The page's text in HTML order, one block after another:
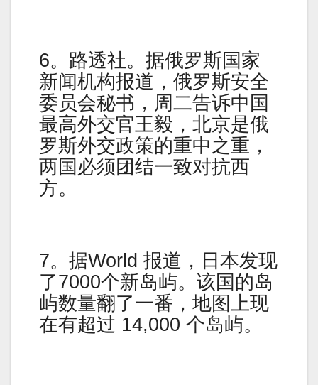
6。路透社。据俄罗斯国家
新闻机构报道，俄罗斯安全
委员会秘书，周二告诉中国
最高外交官王毅，北京是俄
罗斯外交政策的重中之重，
两国必须团结一致对抗西
方。
7。据World 报道，日本发现
了7000个新岛屿。该国的岛
屿数量翻了一番，地图上现
在有超过 14,000 个岛屿。